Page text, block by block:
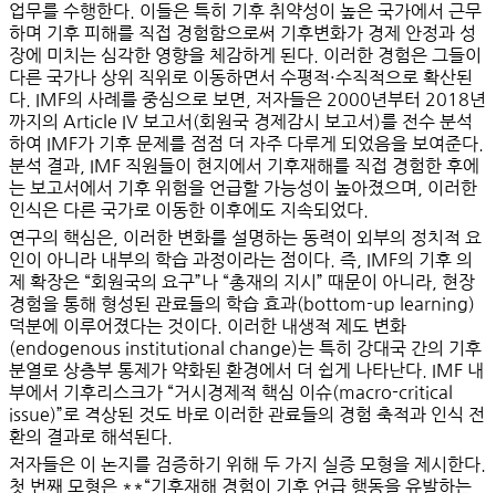
업무를 수행한다. 이들은 특히 기후 취약성이 높은 국가에서 근무
하며 기후 피해를 직접 경험함으로써 기후변화가 경제 안정과 성
장에 미치는 심각한 영향을 체감하게 된다. 이러한 경험은 그들이
다른 국가나 상위 직위로 이동하면서 수평적·수직적으로 확산된
다. IMF의 사례를 중심으로 보면, 저자들은 2000년부터 2018년
까지의 Article IV 보고서(회원국 경제감시 보고서)를 전수 분석
하여 IMF가 기후 문제를 점점 더 자주 다루게 되었음을 보여준다.
분석 결과, IMF 직원들이 현지에서 기후재해를 직접 경험한 후에
는 보고서에서 기후 위험을 언급할 가능성이 높아졌으며
, 이러한
인식은 다른 국가로 이동한 이후에도 지속되었다.
연구의 핵심은, 이러한 변화를 설명하는 동력이 외부의 정치적 요
인이 아니라 내부의 학습 과정이라는 점이다. 즉, IMF의 기후 의
제 확장은 “회원국의 요구”나 “총재의 지시” 때문이 아니라, 현장
경험을 통해 형성된 관료들의 학습 효과(bottom-up learning)
덕분에 이루어졌다는 것이다. 이러한 내생적 제도 변화
(endogenous institutional change)는 특히 강대국 간의 기후
분열로 상층부 통제가 약화된 환경에서 더 쉽게 나타난다. IMF 내
부에서 기후리스크가 “거시경제적 핵심 이슈(macro-critical
issue)”로 격상된 것도 바로 이러한 관료들의 경험 축적과 인식 전
환의 결과로 해석된다.
저자들은 이 논지를 검증하기 위해 두 가지 실증 모형을 제시한다.
첫 번째 모형은 **“기후재해 경험이 기후 언급 행동을 유발하는